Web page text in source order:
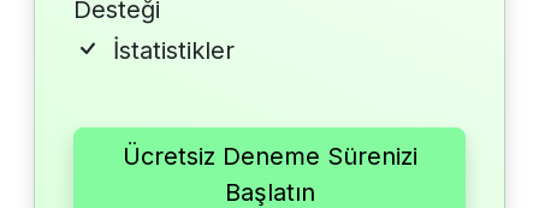
Desteği
İstatistikler
Ücretsiz Deneme Sürenizi
Başlatın